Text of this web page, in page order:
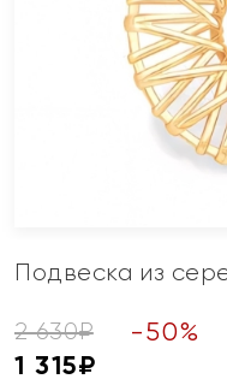
Подвеска из
2 630₽ -50%
1 315₽